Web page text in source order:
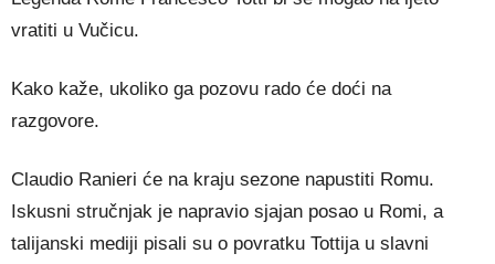
vratiti u Vučicu.
Kako kaže, ukoliko ga pozovu rado će doći na
razgovore.
Claudio Ranieri će na kraju sezone napustiti Romu.
Iskusni stručnjak je napravio sjajan posao u Romi, a
talijanski mediji pisali su o povratku Tottija u slavni